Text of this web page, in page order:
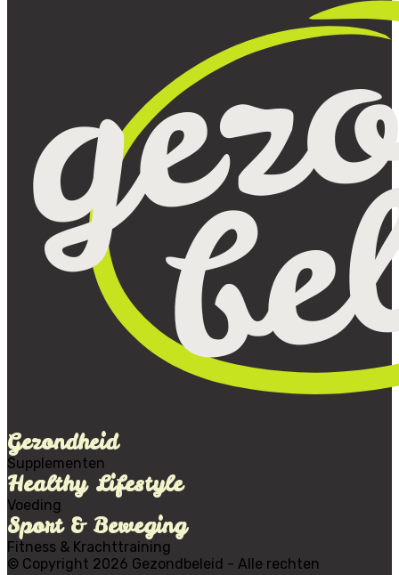
Gezondheid
Supplementen
Healthy Lifestyle
Voeding
Sport & Beweging
Fitness & Krachttraining
© Copyright 2026 Gezondbeleid - Alle rechten